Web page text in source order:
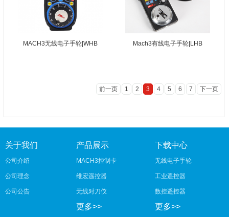
MACH3无线电子手轮|WHB Mach3有线电子手轮|LHB
前一页 1 2 3 4 5 6 7 下一页
关于我们
公司介绍
公司理念
公司公告
产品展示
MACH3控制卡
维宏遥控器
无线对刀仪
更多>>
下载中心
无线电子手轮
工业遥控器
数控遥控器
更多>>